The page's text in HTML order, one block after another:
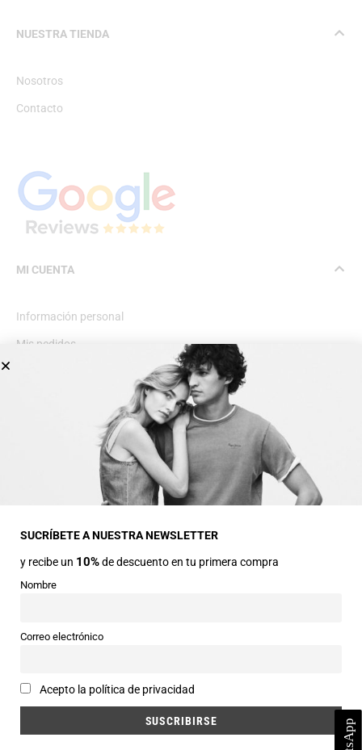
NUESTRA TIENDA
Nosotros
Contacto
MI CUENTA
Información personal
Mis pedidos
INFORMACIÓN GENERAL
22330 Ainsa (Huesca)
Teléfonos
974 50 00 43
Horarios
Email
SUCRÍBETE A NUESTRA NEWSLETTER
y recibe un 10%de descuento en tu primera compra
Nombre
Correo electrónico
Acepto la política de privacidad